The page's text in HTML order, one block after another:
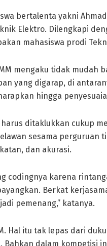
bertalenta yakni
Elektro. Dilengkapi
mahasiswa prodi
mengaku tidak mudah
yang digarap, di
hingga
ditaklukkan cukup
sesama perguruan
dan akurasi.
codingnya karena
Berkat
pemenang,” katanya.
Hal itu tak lepas dari
dalam kompetisi